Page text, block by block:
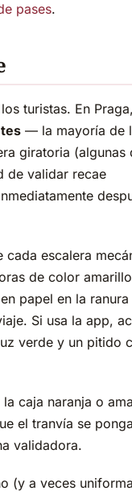
pases.
turistas. En
— la mayoría de
giratoria (algunas
de validar recae
cada escalera
de color
papel en la
Si usa la app,
verde y un pitido
la caja naranja o
el tranvía se
validadora.
(y a veces